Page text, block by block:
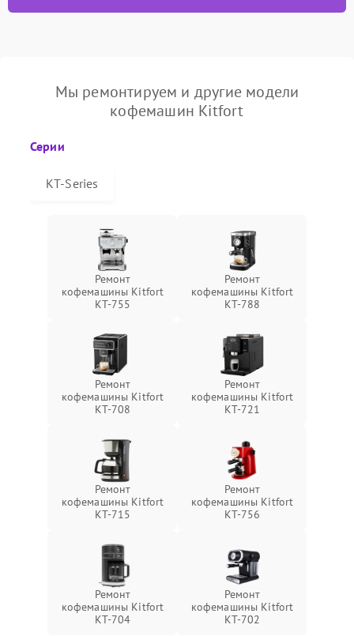
Мы ремонтируем и другие модели
кофемашин Kitfort
Серии
КТ-Series
Ремонт
кофемашины Kitfort
КТ-755
Ремонт
кофемашины Kitfort
КТ-788
Ремонт
кофемашины Kitfort
KT-708
Ремонт
кофемашины Kitfort
KT-721
Ремонт
кофемашины Kitfort
KT-715
Ремонт
кофемашины Kitfort
KT-756
Ремонт
кофемашины Kitfort
KT-704
Ремонт
кофемашины Kitfort
KT-702